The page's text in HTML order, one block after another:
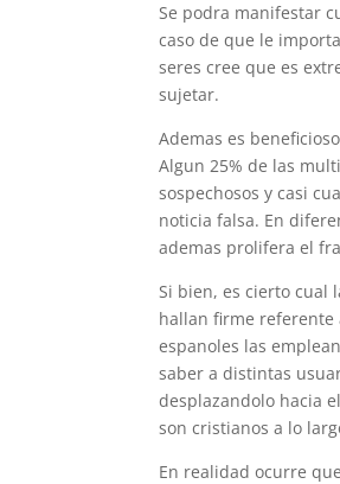
Se podra manifestar
caso de que le
seres cree que es
sujetar.
Ademas es
Algun 25% de las
sospechosos y casi
noticia falsa. En
ademas prolifera el
Si bien, es cierto cual
hallan firme referente
espanoles las
saber a distintas
desplazandolo hacia
son cristianos a lo
En realidad ocurre